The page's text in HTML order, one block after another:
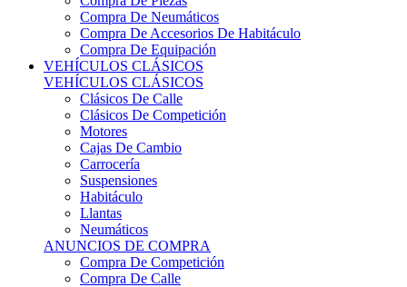
Compra De Accesorios De Habitáculo
Compra De Equipación
VEHÍCULOS CLÁSICOS
VEHÍCULOS CLÁSICOS
Clásicos De Calle
Clásicos De Competición
Motores
Cajas De Cambio
Carrocería
Suspensiones
Habitáculo
Llantas
Neumáticos
ANUNCIOS DE COMPRA
Compra De Competición
Compra De Calle
Compra De Piezas